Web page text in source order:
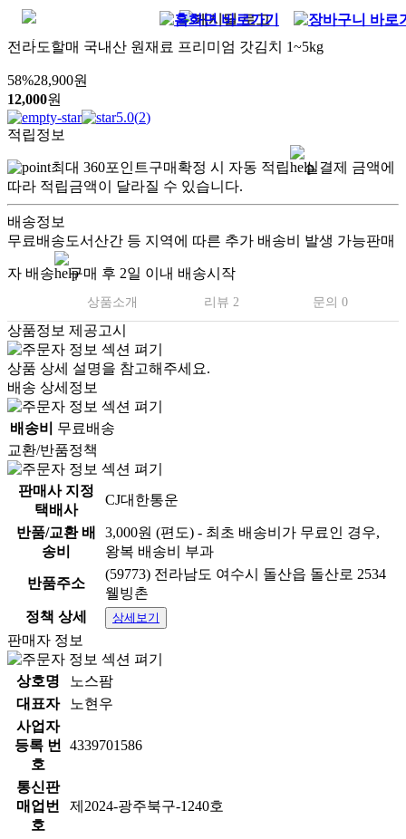
전라도할매 국내산 원재료 프리미엄 갓김치 1~5kg
58%28,900원
12,000원
5.0(2)
적립정보
최대 360포인트구매확정 시 자동 적립
실결제 금액에
따라 적립금액이 달라질 수 있습니다.
배송정보
무료배송도서산간 등 지역에 따른 추가 배송비 발생 가능판매
자 배송 구매 후 2일 이내 배송시작
상품소개 리뷰 2 문의 0
상품정보 제공고시
상품 상세 설명을 참고해주세요.
배송 상세정보
배송비
무료배송
교환/반품정책
판매사 지정
택배사
CJ대한통운
반품/교환 배
송비
3,000원 (편도) - 최초 배송비가 무료인 경우,
왕복 배송비 부과
반품주소
(59773) 전라남도 여수시 돌산읍 돌산로 2534
웰빙촌
정책 상세
상세보기
판매자 정보
상호명
노스팜
대표자
노현우
사업자
등록 번
호
4339701586
통신판
매업번
호
제2024-광주북구-1240호